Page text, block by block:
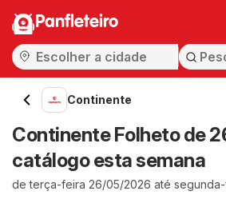
Panfleteiro
Continente
Continente Folheto de
catálogo esta semana
de terça-feira 26/05/2026 até